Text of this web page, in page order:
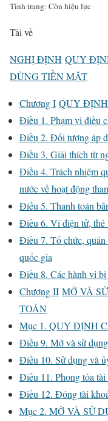
Tình trạng: Còn hiệu lực
Tải về
NGHỊ ĐỊNH QUY
DÙNG TIỀN MẶT
Chương I QUY
Điều 1. Phạm vi điều
Điều 2. Đối tượng áp
Điều 3. Giải thích từ
Điều 4. Trách nhiệm
nước về hoạt động
Điều 5. Thanh toán
Điều 6. Ví điện tử, thẻ
Điều 7. Tổ chức, quản
quốc gia
Điều 8. Các hành vi bị
Chương II MỞ VÀ
TOÁN
Mục 1. QUY ĐỊNH
Điều 9. Mở và sử
Điều 10. Sử dụng và
Điều 11. Phong tỏa tài
Điều 12. Đóng tài
Mục 2. MỞ VÀ SỬ